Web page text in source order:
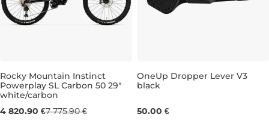
Výpredaj -38 %
Rocky Mountain Instinct
Powerplay SL Carbon 50 29"
white/carbon
4 820.90 €7 775.90 €
OneUp Dropper Lever V3
black
50.00 €